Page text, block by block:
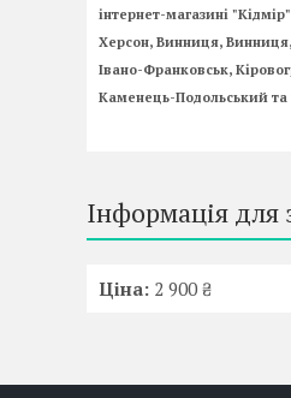
інтернет-магазині
Херсон, Винниця,
Івано-Франковськ,
Каменець-Подольський та
Інформація для
Ціна: 2 900 ₴